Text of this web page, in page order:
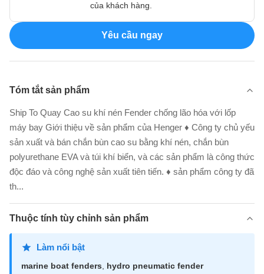
của khách hàng.
Yêu cầu ngay
Tóm tắt sản phẩm
Ship To Quay Cao su khí nén Fender chống lão hóa với lốp
máy bay Giới thiệu về sản phẩm của Henger ♦ Công ty chủ yếu
sản xuất và bán chắn bùn cao su bằng khí nén, chắn bùn
polyurethane EVA và túi khí biển, và các sản phẩm là công thức
độc đáo và công nghệ sản xuất tiên tiến. ♦ sản phẩm công ty đã
th...
Thuộc tính tùy chỉnh sản phẩm
Làm nổi bật
marine boat fenders hydro pneumatic fender